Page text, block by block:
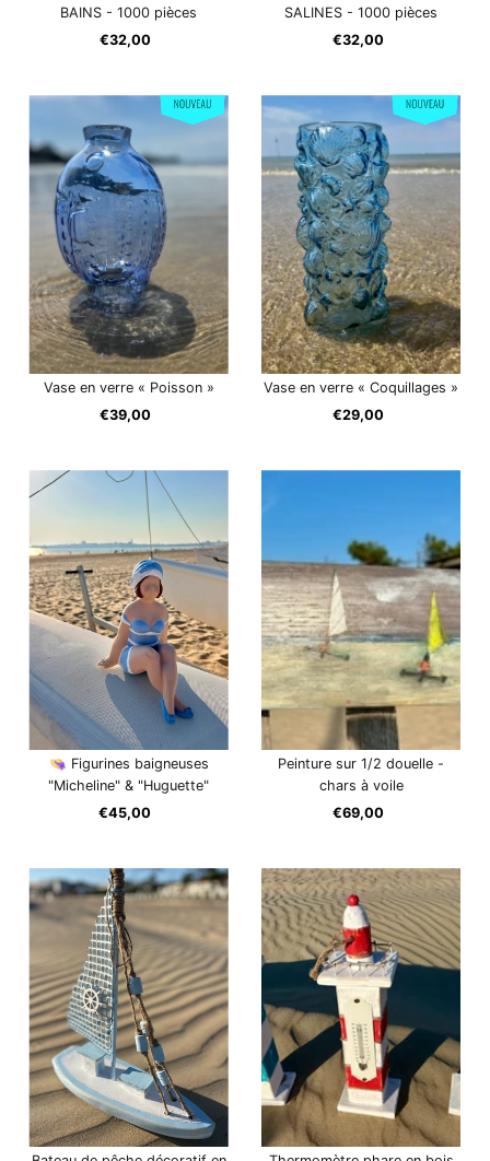
BAINS - 1000 pièces
Prix
€32,00
SALINES - 1000 pièces
Prix
€32,00
Vase en verre « Poisson »
Prix
€39,00
Vase en verre « Coquillages »
Prix
€29,00
👒 Figurines baigneuses
"Micheline" & "Huguette"
Prix
€45,00
Peinture sur 1/2 douelle -
chars à voile
Prix
€69,00